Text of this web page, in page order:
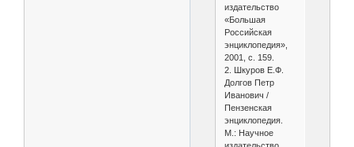
издательство
«Большая
Российская
энциклопедия»,
2001, с. 159.
2. Шкуров Е.Ф.
Долгов Петр
Иванович /
Пензенская
энциклопедия.
М.: Научное